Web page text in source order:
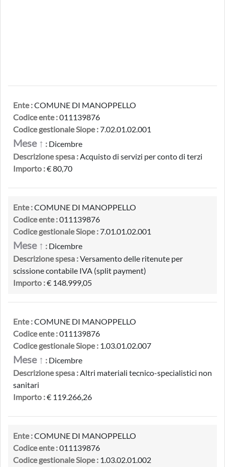
Ente :COMUNE DI MANOPPELLO
Codice ente :011139876
Codice gestionale Siope :7.02.01.02.001
Mese ↑ : Dicembre
Descrizione spesa :Acquisto di servizi per conto di terzi
Importo :€ 80,70
Ente :COMUNE DI MANOPPELLO
Codice ente :011139876
Codice gestionale Siope :7.01.01.02.001
Mese ↑ : Dicembre
Descrizione spesa :Versamento delle ritenute per
scissione contabile IVA (split payment)
Importo :€ 148.999,05
Ente :COMUNE DI MANOPPELLO
Codice ente :011139876
Codice gestionale Siope : 1.03.01.02.007
Mese ↑ : Dicembre
Descrizione spesa :Altri materiali tecnico-specialistici non
sanitari
Importo :€ 119.266,26
Ente :COMUNE DI MANOPPELLO
Codice ente :011139876
Codice gestionale Siope : 1.03.02.01.002